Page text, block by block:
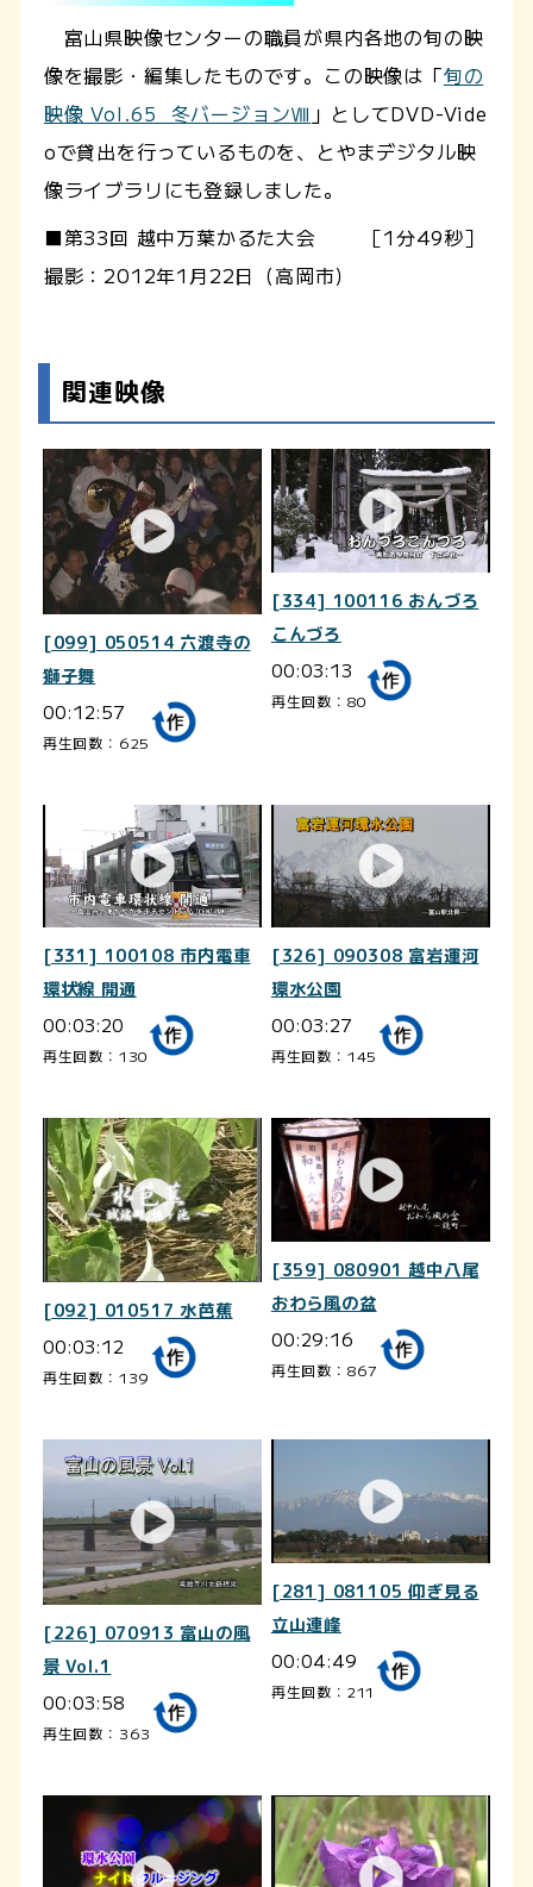
富山県映像センターの職員が県内各地の旬の映
像を撮影・編集したものです。この映像は「旬の
映像 Vol.65 冬バージョンⅧ 」としてDVD-Vide
oで貸出を行っているものを、とやまデジタル映
像ライブラリにも登録しました。
■第33回 越中万葉かるた大会 ［1分49秒］
撮影：2012年1月22日（高岡市）
関連映像
[099] 050514 六渡寺の
獅子舞
00:12:57
再生回数：625
[334] 100116 おんづろ
こんづろ
00:03:13
再生回数：80
[331] 100108 市内電車
環状線 開通
00:03:20
再生回数：130
[326] 090308 富岩運河
環水公園
00:03:27
再生回数：145
[092] 010517 水芭蕉
00:03:12
再生回数：139
[359] 080901 越中八尾
おわら風の盆
00:29:16
再生回数：867
[226] 070913 富山の風
景 Vol.1
00:03:58
再生回数：363
[281] 081105 仰ぎ見る
立山連峰
00:04:49
再生回数：211